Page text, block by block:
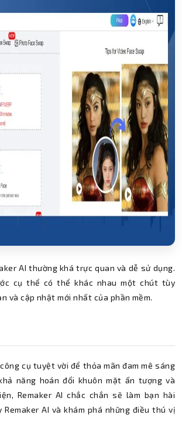
AI thường khá trực quan và dễ sử dụng.
cụ thể có thể khác nhau một chút tùy
và cập nhật mới nhất của phần mềm.
cụ tuyệt vời để thỏa mãn đam mê sáng
năng hoán đổi khuôn mặt ấn tượng và
Remaker AI chắc chắn sẽ làm bạn hài
Remaker AI và khám phá những điều thú vị